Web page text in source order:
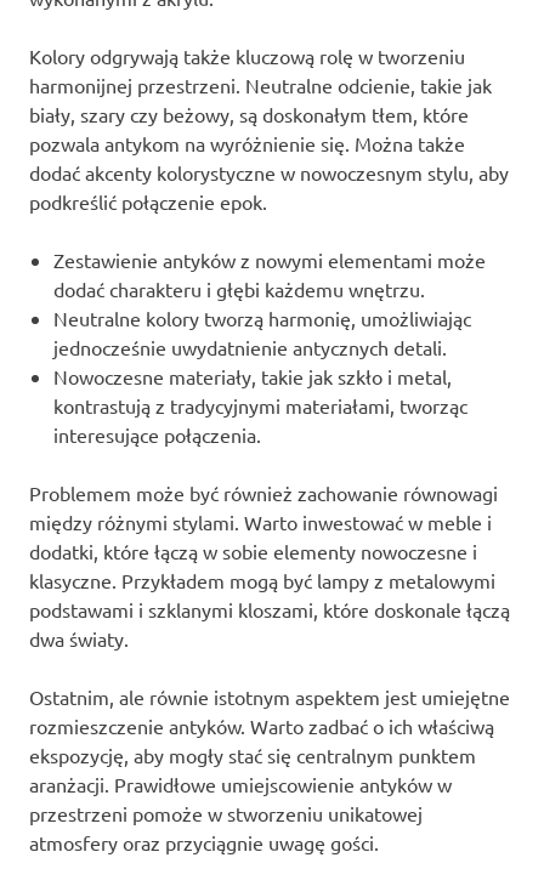
Kolory odgrywają także kluczową rolę w tworzeniu
harmonijnej przestrzeni. Neutralne odcienie, takie jak
biały, szary czy beżowy, są doskonałym tłem, które
pozwala antykom na wyróżnienie się. Można także
dodać akcenty kolorystyczne w nowoczesnym stylu, aby
podkreślić połączenie epok.
Zestawienie antyków z nowymi elementami może
dodać charakteru i głębi każdemu wnętrzu.
Neutralne kolory tworzą harmonię, umożliwiając
jednocześnie uwydatnienie antycznych detali.
Nowoczesne materiały, takie jak szkło i metal,
kontrastują z tradycyjnymi materiałami, tworząc
interesujące połączenia.
Problemem może być również zachowanie równowagi
między różnymi stylami. Warto inwestować w meble i
dodatki, które łączą w sobie elementy nowoczesne i
klasyczne. Przykładem mogą być lampy z metalowymi
podstawami i szklanymi kloszami, które doskonale łączą
dwa światy.
Ostatnim, ale równie istotnym aspektem jest umiejętne
rozmieszczenie antyków. Warto zadbać o ich właściwą
ekspozycję, aby mogły stać się centralnym punktem
aranżacji. Prawidłowe umiejscowienie antyków w
przestrzeni pomoże w stworzeniu unikatowej
atmosfery oraz przyciągnie uwagę gości.